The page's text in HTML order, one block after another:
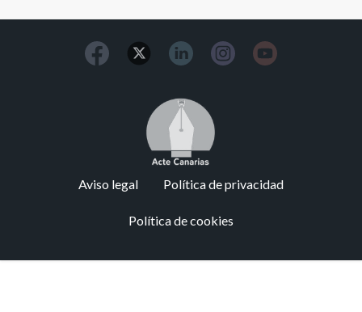
Image
Aviso legal Política de privacidad
Política de cookies